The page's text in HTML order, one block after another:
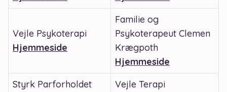
Vejle Psykoterapi
Hjemmeside
Familie og
Psykoterapeut Clemen
Krægpoth
Hjemmeside
Styrk Parforholdet
Vejle Terapi